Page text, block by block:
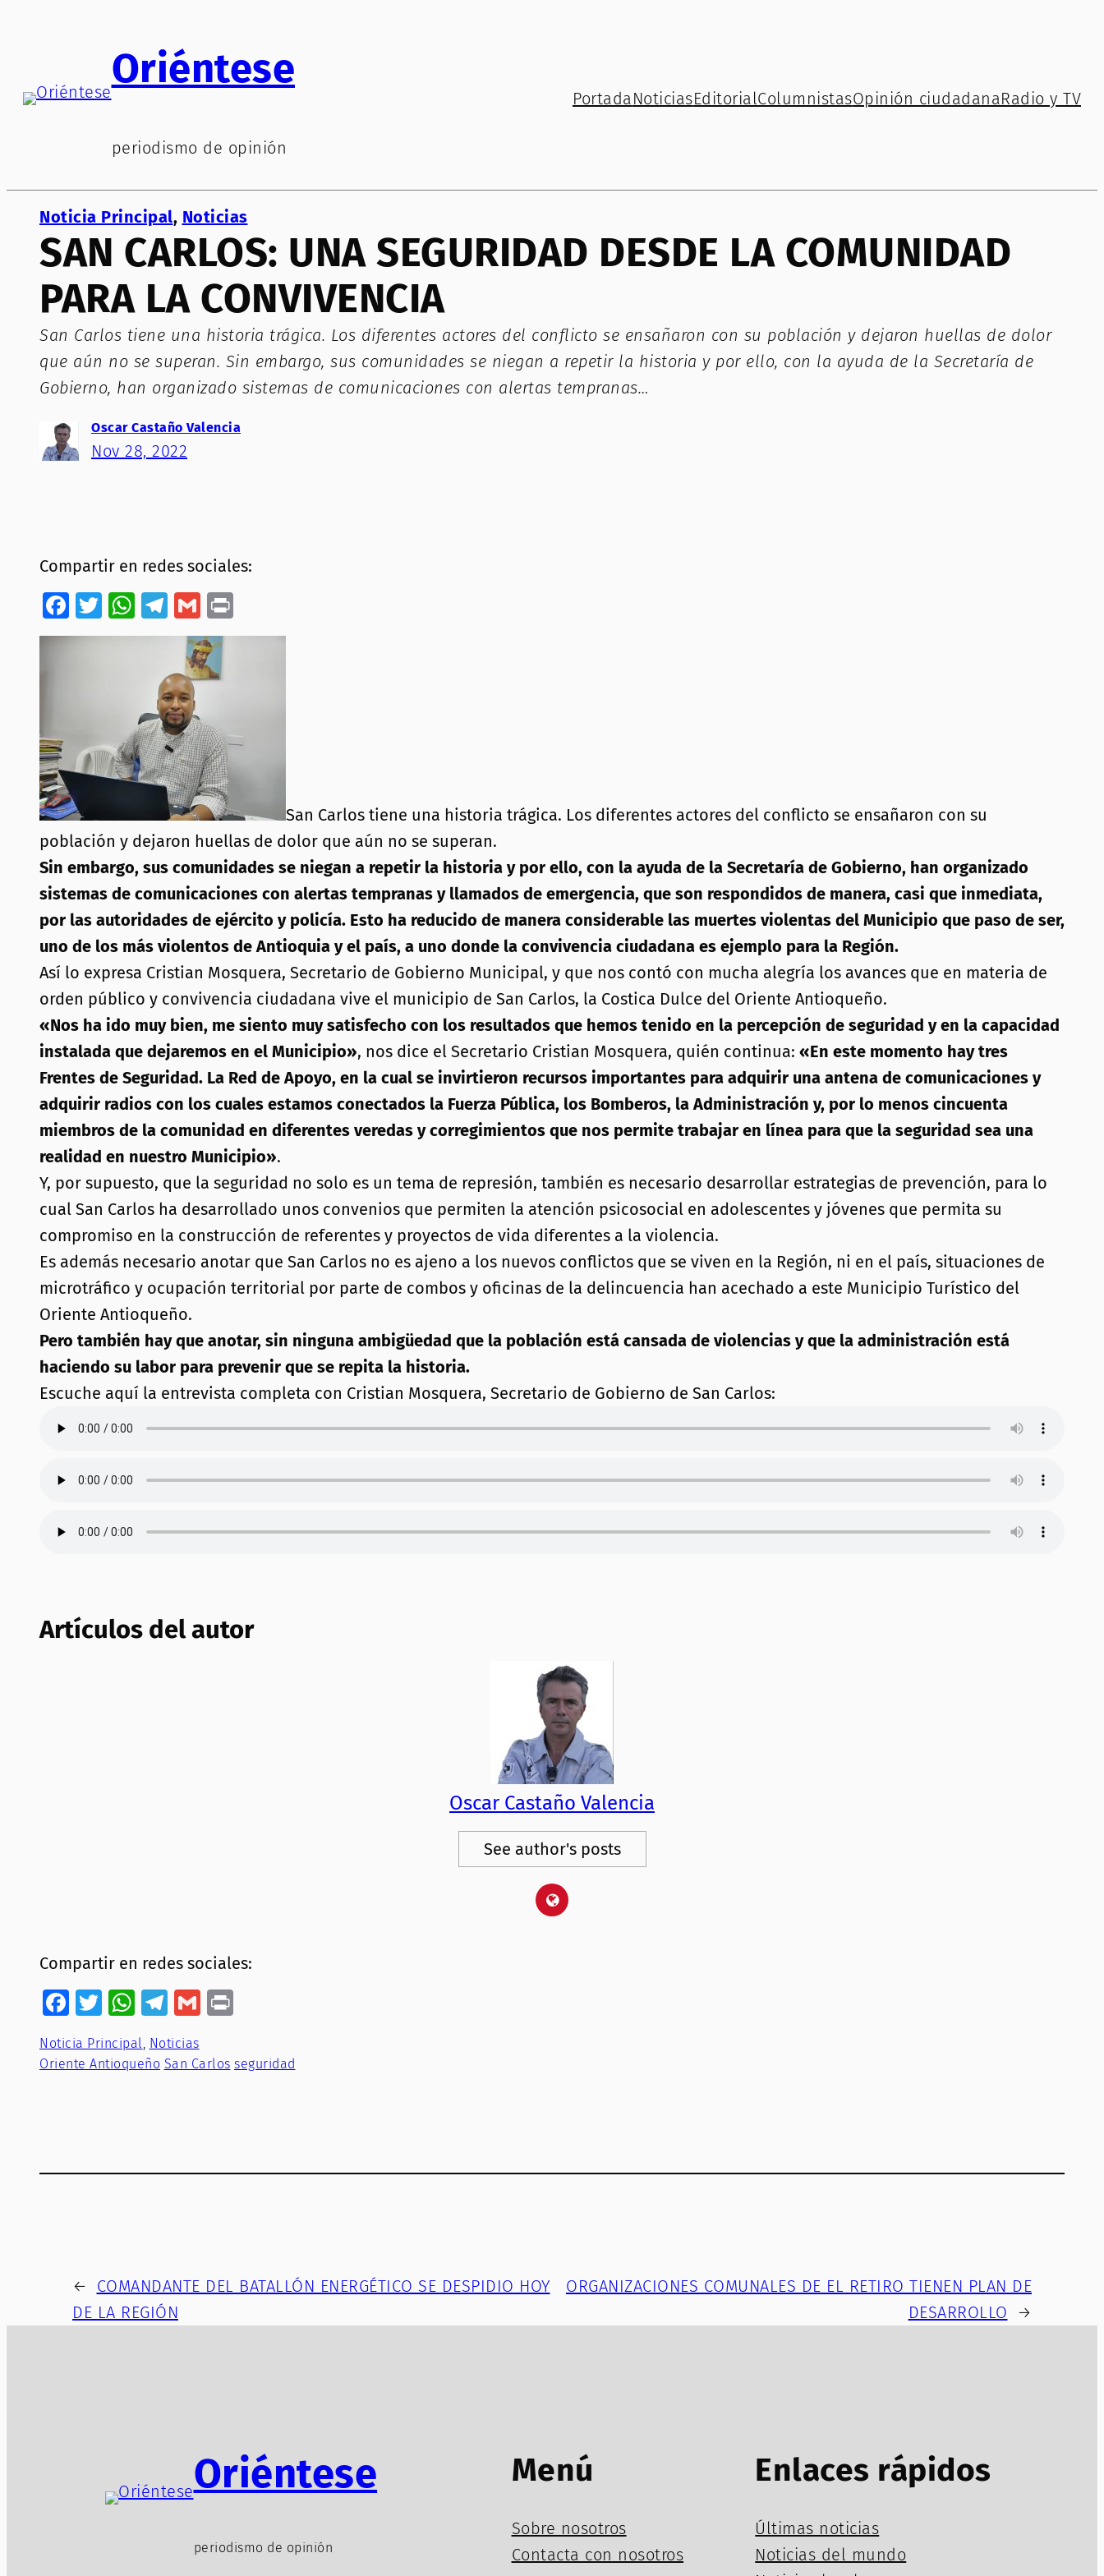
Oriéntese
periodismo de opinión
Portada NoticiasEditorialColumnistasOpinión ciudadanaRadio y TV
Noticia Principal, Noticias
SAN CARLOS: UNA SEGURIDAD DESDE LA COMUNIDAD
PARA LA CONVIVENCIA
San Carlos tiene una historia trágica. Los diferentes actores del conflicto se ensañaron con su población y dejaron huellas de dolor
que aún no se superan. Sin embargo, sus comunidades se niegan a repetir la historia y por ello, con la ayuda de la Secretaría de
Gobierno, han organizado sistemas de comunicaciones con alertas tempranas…
Oscar Castaño Valencia
Nov 28, 2022
Compartir en redes sociales:
Facebook
Twitter
WhatsApp
Telegram
Gmail
San Carlos tiene una historia trágica. Los diferentes actores del conflicto se ensañaron con su
población y dejaron huellas de dolor que aún no se superan.
Sin embargo, sus comunidades se niegan a repetir la historia y por ello, con la ayuda de la Secretaría de Gobierno, han organizado
sistemas de comunicaciones con alertas tempranas y llamados de emergencia, que son respondidos de manera, casi que inmediata,
por las autoridades de ejército y policía. Esto ha reducido de manera considerable las muertes violentas del Municipio que paso de ser,
uno de los más violentos de Antioquia y el país, a uno donde la convivencia ciudadana es ejemplo para la Región.
Así lo expresa Cristian Mosquera, Secretario de Gobierno Municipal, y que nos contó con mucha alegría los avances que en materia de
orden público y convivencia ciudadana vive el municipio de San Carlos, la Costica Dulce del Oriente Antioqueño.
«Nos ha ido muy bien, me siento muy satisfecho con los resultados que hemos tenido en la percepción de seguridad y en la capacidad
instalada que dejaremos en el Municipio», nos dice el Secretario Cristian Mosquera, quién continua: «En este momento hay tres
Frentes de Seguridad. La Red de Apoyo, en la cual se invirtieron recursos importantes para adquirir una antena de comunicaciones y
adquirir radios con los cuales estamos conectados la Fuerza Pública, los Bomberos, la Administración y, por lo menos cincuenta
miembros de la comunidad en diferentes veredas y corregimientos que nos permite trabajar en línea para que la seguridad sea una
realidad en nuestro Municipio».
Y, por supuesto, que la seguridad no solo es un tema de represión, también es necesario desarrollar estrategias de prevención, para lo
cual San Carlos ha desarrollado unos convenios que permiten la atención psicosocial en adolescentes y jóvenes que permita su
compromiso en la construcción de referentes y proyectos de vida diferentes a la violencia.
Es además necesario anotar que San Carlos no es ajeno a los nuevos conflictos que se viven en la Región, ni en el país, situaciones de
microtráfico y ocupación territorial por parte de combos y oficinas de la delincuencia han acechado a este Municipio Turístico del
Oriente Antioqueño.
Pero también hay que anotar, sin ninguna ambigüedad que la población está cansada de violencias y que la administración está
haciendo su labor para prevenir que se repita la historia.
Escuche aquí la entrevista completa con Cristian Mosquera, Secretario de Gobierno de San Carlos:
Artículos del autor
Oscar Castaño Valencia
See author's posts
Compartir en redes sociales:
Facebook
Twitter
WhatsApp
Telegram
Gmail
Noticia Principal, Noticias
Oriente Antioqueño San Carlos seguridad
←
COMANDANTE DEL BATALLÓN ENERGÉTICO SE DESPIDIO HOY
DE LA REGIÓN
ORGANIZACIONES COMUNALES DE EL RETIRO TIENEN PLAN DE
DESARROLLO
→
Oriéntese
periodismo de opinión
Menú
Sobre nosotros
Contacta con nosotros
Enlaces rápidos
Últimas noticias
Noticias del mundo